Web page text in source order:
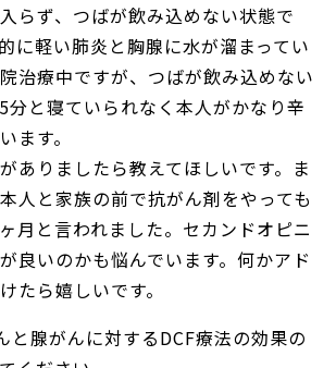
らず、つばが飲み込めない状態で
に軽い肺炎と胸腺に水が溜まってい
治療中ですが、つばが飲み込めない
分と寝ていられなく本人がかなり辛
ます。
ありましたら教えてほしいです。ま
人と家族の前で抗がん剤をやっても
月と言われました。セカンドオピニ
良いのかも悩んでいます。何かアド
たら嬉しいです。
と腺がんに対するDCF療法の効果の